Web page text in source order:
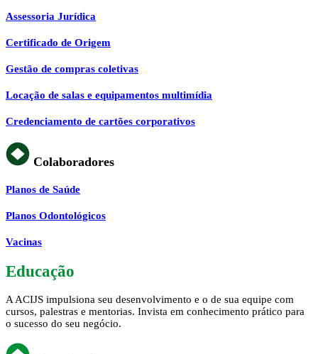
Assessoria Jurídica
Certificado de Origem
Gestão de compras coletivas
Locação de salas e equipamentos multimídia
Credenciamento de cartões corporativos
Colaboradores
Planos de Saúde
Planos Odontológicos
Vacinas
Educação
A ACIJS impulsiona seu desenvolvimento e o de sua equipe com
cursos, palestras e mentorias. Invista em conhecimento prático para
o sucesso do seu negócio.